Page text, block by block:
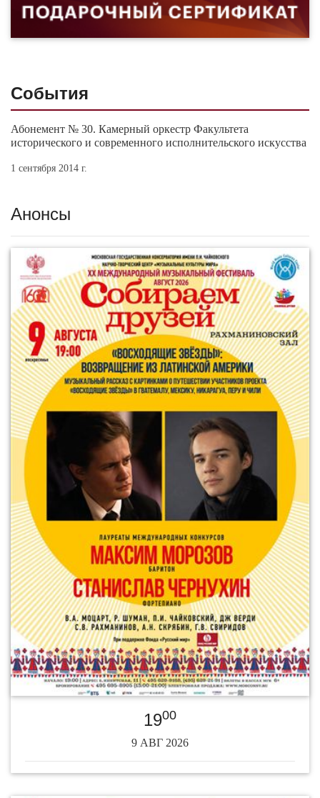
События
Абонемент № 30. Камерный оркестр Факультета
исторического и современного исполнительского искусства
1 сентября 2014 г.
Анонсы
1900
9 АВГ 2026